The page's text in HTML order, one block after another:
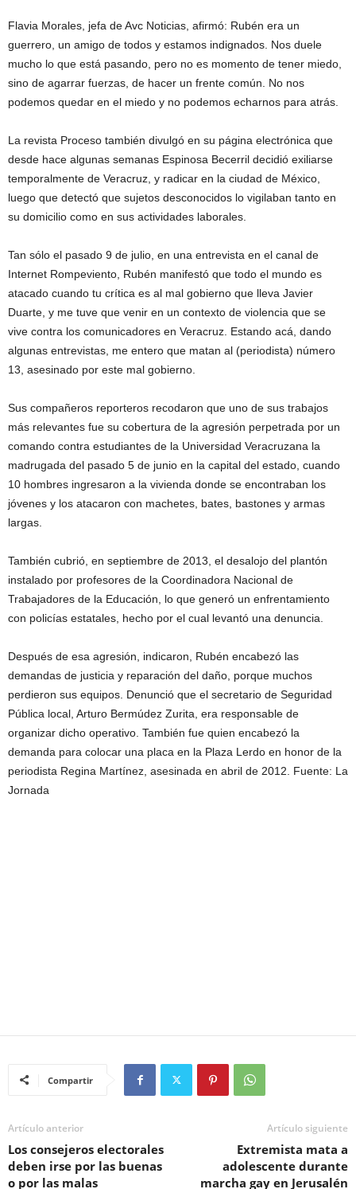
Flavia Morales, jefa de Avc Noticias, afirmó: Rubén era un
guerrero, un amigo de todos y estamos indignados. Nos duele
mucho lo que está pasando, pero no es momento de tener miedo,
sino de agarrar fuerzas, de hacer un frente común. No nos
podemos quedar en el miedo y no podemos echarnos para atrás.
La revista Proceso también divulgó en su página electrónica que
desde hace algunas semanas Espinosa Becerril decidió exiliarse
temporalmente de Veracruz, y radicar en la ciudad de México,
luego que detectó que sujetos desconocidos lo vigilaban tanto en
su domicilio como en sus actividades laborales.
Tan sólo el pasado 9 de julio, en una entrevista en el canal de
Internet Rompeviento, Rubén manifestó que todo el mundo es
atacado cuando tu crítica es al mal gobierno que lleva Javier
Duarte, y me tuve que venir en un contexto de violencia que se
vive contra los comunicadores en Veracruz. Estando acá, dando
algunas entrevistas, me entero que matan al (periodista) número
13, asesinado por este mal gobierno.
Sus compañeros reporteros recodaron que uno de sus trabajos
más relevantes fue su cobertura de la agresión perpetrada por un
comando contra estudiantes de la Universidad Veracruzana la
madrugada del pasado 5 de junio en la capital del estado, cuando
10 hombres ingresaron a la vivienda donde se encontraban los
jóvenes y los atacaron con machetes, bates, bastones y armas
largas.
También cubrió, en septiembre de 2013, el desalojo del plantón
instalado por profesores de la Coordinadora Nacional de
Trabajadores de la Educación, lo que generó un enfrentamiento
con policías estatales, hecho por el cual levantó una denuncia.
Después de esa agresión, indicaron, Rubén encabezó las
demandas de justicia y reparación del daño, porque muchos
perdieron sus equipos. Denunció que el secretario de Seguridad
Pública local, Arturo Bermúdez Zurita, era responsable de
organizar dicho operativo. También fue quien encabezó la
demanda para colocar una placa en la Plaza Lerdo en honor de la
periodista Regina Martínez, asesinada en abril de 2012. Fuente: La
Jornada
Compartir
Artículo anterior
Los consejeros electorales
deben irse por las buenas
o por las malas
Artículo siguiente
Extremista mata a
adolescente durante
marcha gay en Jerusalén